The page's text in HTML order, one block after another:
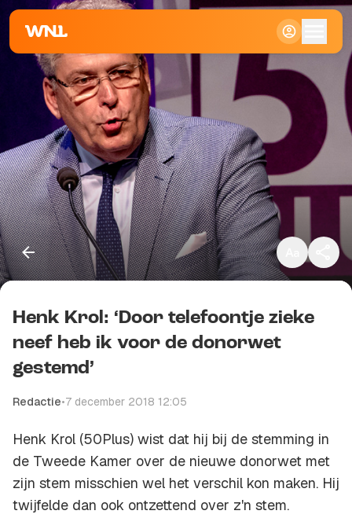
Klein
Standaard
Groot
Kopieer link
Henk Krol: ‘Door telefoontje zieke
neef heb ik voor de donorwet
gestemd’
Redactie•7 december 2018 12:05
Henk Krol (50Plus) wist dat hij bij de stemming in
de Tweede Kamer over de nieuwe donorwet met
zijn stem misschien wel het verschil kon maken. Hij
twijfelde dan ook ontzettend over z'n stem.